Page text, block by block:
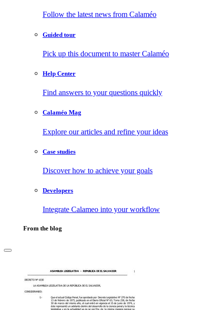
Follow the latest news from Calaméo
Guided tour
Pick up this document to master Calaméo
Help Center
Find answers to your questions quickly
Calaméo Mag
Explore our articles and refine your ideas
Case studies
Discover how to achieve your goals
Developers
Integrate Calameo into your workflow
From the blog